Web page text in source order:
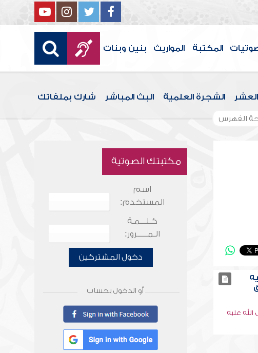
المكتبة المواريث بنين وبنات
العشر الشجرة العلمية البث المباشر شارك بملفاتك
الفهرس
عليه
مكتبتك الصوتية
اسم
المستخدم:
كـلـــمـة
الـمـــــرور:
دخول المشتركين
أو الدخول بحساب